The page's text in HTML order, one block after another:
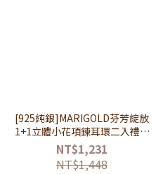
[925純銀]MARIGOLD芬芳綻放
1+1立體小花項鍊耳環二入禮盒
組【MMS378-KMD391】-項鍊
+耳環
NT$1,231
NT$1,448